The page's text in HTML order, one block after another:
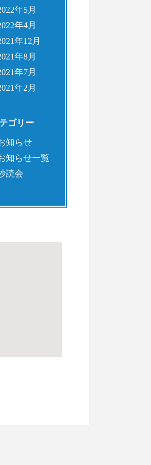
年5月
年4月
年12月
年8月
年7月
年2月
ゴリー
知らせ
知らせ一覧
読会